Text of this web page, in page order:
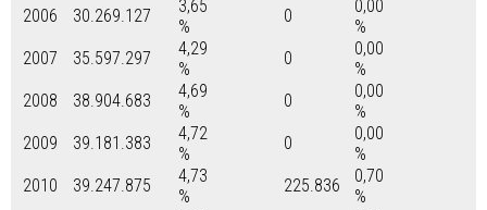
2006
30.269.127
3,65
%
0
0,00
%
2007
35.597.297
4,29
%
0
0,00
%
2008
38.904.683
4,69
%
0
0,00
%
2009
39.181.383
4,72
%
0
0,00
%
2010
39.247.875
4,73
%
225.836
0,70
%